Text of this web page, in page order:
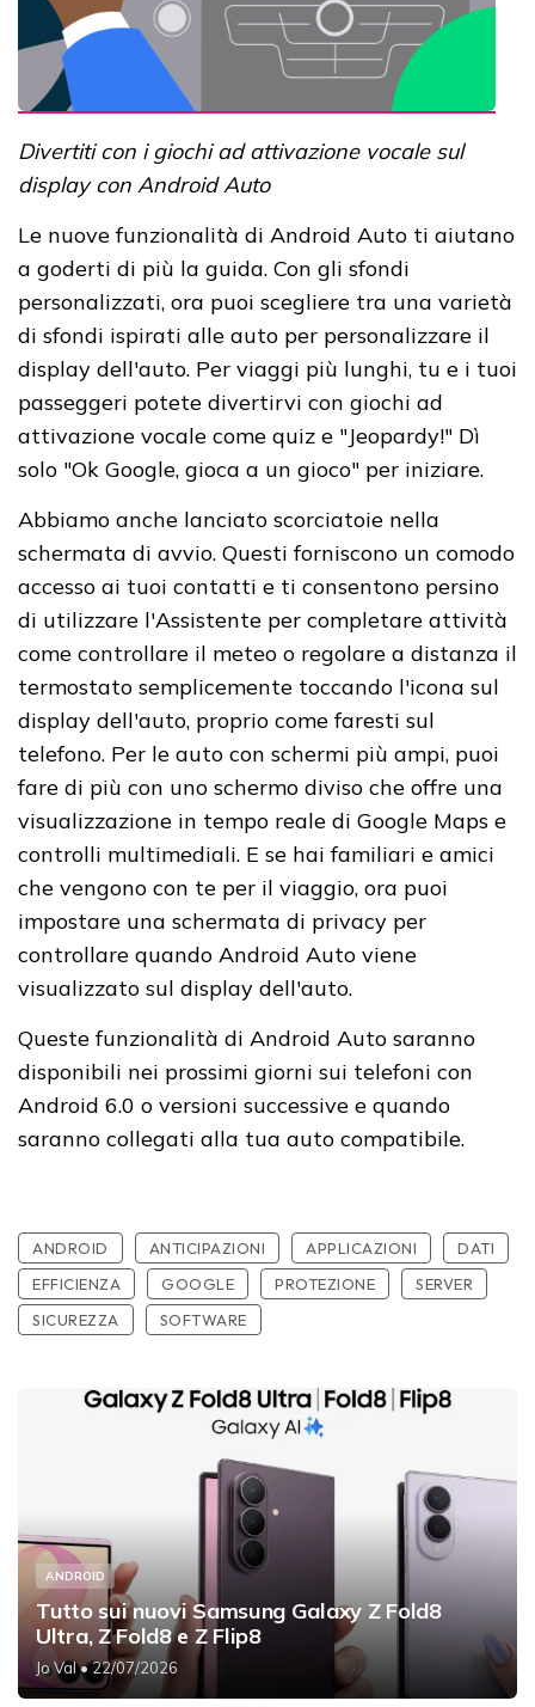
Divertiti con i giochi ad attivazione vocale sul
display con Android Auto
Le nuove funzionalità di Android Auto ti aiutano
a goderti di più la guida. Con gli sfondi
personalizzati, ora puoi scegliere tra una varietà
di sfondi ispirati alle auto per personalizzare il
display dell'auto. Per viaggi più lunghi, tu e i tuoi
passeggeri potete divertirvi con giochi ad
attivazione vocale come quiz e "Jeopardy!" Dì
solo "Ok Google, gioca a un gioco" per iniziare.
Abbiamo anche lanciato scorciatoie nella
schermata di avvio. Questi forniscono un comodo
accesso ai tuoi contatti e ti consentono persino
di utilizzare l'Assistente per completare attività
come controllare il meteo o regolare a distanza il
termostato semplicemente toccando l'icona sul
display dell'auto, proprio come faresti sul
telefono. Per le auto con schermi più ampi, puoi
fare di più con uno schermo diviso che offre una
visualizzazione in tempo reale di Google Maps e
controlli multimediali. E se hai familiari e amici
che vengono con te per il viaggio, ora puoi
impostare una schermata di privacy per
controllare quando Android Auto viene
visualizzato sul display dell'auto.
Queste funzionalità di Android Auto saranno
disponibili nei prossimi giorni sui telefoni con
Android 6.0 o versioni successive e quando
saranno collegati alla tua auto compatibile.
ANDROID ANTICIPAZIONI APPLICAZIONI
DATI
EFFICIENZA
GOOGLE PROTEZIONE
SERVER
SICUREZZA
SOFTWARE
ANDROID
Tutto sui nuovi Samsung Galaxy Z Fold8
Ultra, Z Fold8 e Z Flip8
Jo Val• 22/07/2026